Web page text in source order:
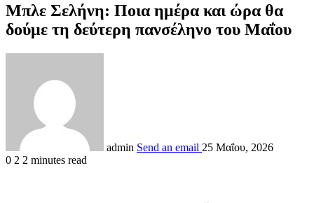
Μπλε Σελήνη: Ποια ημέρα και ώρα θα
δούμε τη δεύτερη πανσέληνο του Μαΐου
admin Send an email 25 Μαΐου, 2026
0 2 2 minutes read